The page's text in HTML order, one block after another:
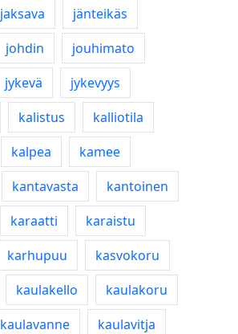
jaksava
jänteikäs
johdin
jouhimato
jykevä
jykevyys
kalistus
kalliotila
kalpea
kamee
kantavasta
kantoinen
karaatti
karaistu
karhupuu
kasvokoru
kaulakello
kaulakoru
kaulavanne
kaulavitja